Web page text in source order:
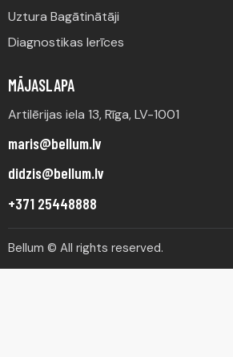
Uztura Bagātinātāji
Diagnostikas Ierīces
MĀJASLAPA
Artilērijas iela 13, Rīga, LV-1001
maris@bellum.lv
didzis@bellum.lv
+371 25448888
Bellum © All rights reserved.